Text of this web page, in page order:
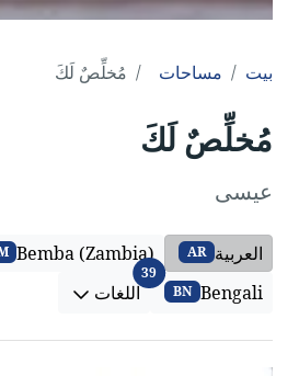
بيت مساحات مُخلِّصٌ لَكَ
مُخلِّصٌ لَكَ
عيسى
العربية AR
Bemba (Zambia)
Bengali
BN اللغات
39اللغات